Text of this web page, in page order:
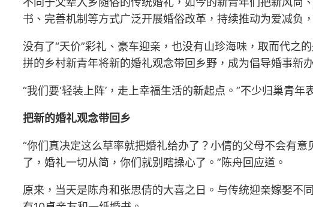
书、完善机制等方式广泛开展婚俗改革，持续推动为爱减负
没有了“天价”彩礼、豪车迎亲，也没有山珍海味，取而代
拼的乡村新青年将新的婚礼观念带回乡野，成为倡导婚事新
“我们要‘轻装上阵’，走上幸福生活的新起点。”不少归巢青
把新的婚礼观念带回乡
“你们真决定这么草率就把婚礼给办了？小倩的父母不会有
了，婚礼一切从简，你们就别瞎操心了。”陈舟回应道。
原来，当天是陈舟和张思倩的大喜之日。与传统迎亲嫁娶不